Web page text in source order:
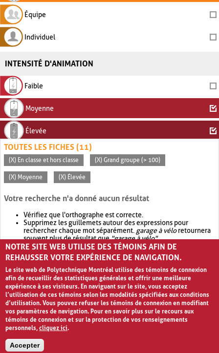
Équipe
Individuel
INTENSITÉ D'ANIMATION
Faible
Moyenne
Élevée
TOUTES LES FICHES (11)
(X) En classe et hors classe (X) Grand groupe (> 100)
(X) Moyenne (X) Élevée
Votre recherche n'a donné aucun résultat
Vérifiez que l'orthographe est correcte.
Supprimez les guillemets autour des expressions pour
rechercher chaque mot séparément. garage à véloretournera
souvent plus de résultat que"garage à vélo".
Envisagez d'élargir votre recherche avec OR.garage OR vélo
retournera souvent plus de résultat quegarage à vélo
NOTRE SITE WEB UTILISE DES TÉMOINS AFIN DE
REHAUSSER VOTRE EXPÉRIENCE DE NAVIGATION.
Le site web de Polytechnique Montréal utilise des témoins de connexion
afin de recueillir des statistiques générales et offrir une meilleure
expérience à ses visiteurs. En naviguant sur le site, vous acceptez
l’utilisation de ces témoins selon les modalités spécifiées aux conditions
d’utilisation. Vous pouvez refuser les témoins de connexion en modifiant
vos paramètres de navigation. Pour en savoir plus sur le recours aux
témoins de connexion et sur la protection de vos renseignements
personnels,cliquez ici.
Accepter